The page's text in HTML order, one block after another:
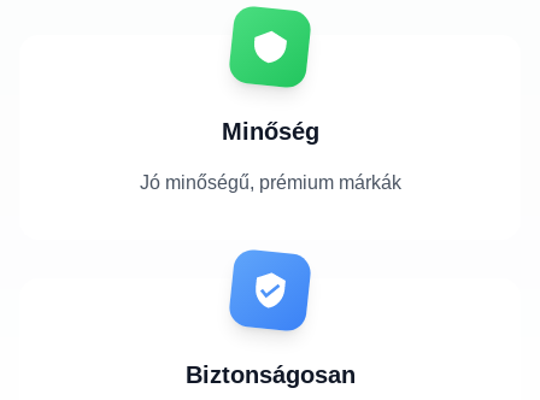
Minőség
Jó minőségű, prémium márkák
Biztonságosan